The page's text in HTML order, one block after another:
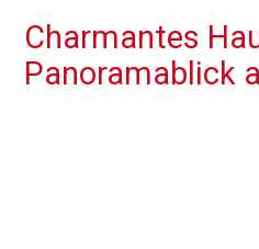
Charmantes
Panoramablick